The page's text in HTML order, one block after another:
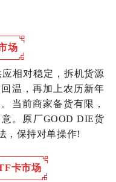
场
应相对稳定，拆机货源
温，再加上农历新年
当前商家备货有限，
。原厂GOOD DIE货
，保持对单操作!
卡市场